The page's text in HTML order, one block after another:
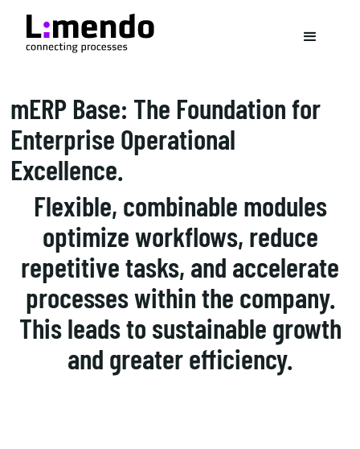
mERP Base: The Foundation for
Enterprise Operational
Excellence.
Flexible, combinable modules
optimize workflows, reduce
repetitive tasks, and accelerate
processes within the company.
This leads to sustainable growth
and greater efficiency.